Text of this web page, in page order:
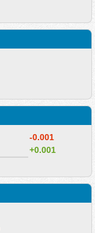
-0.001
+0.001